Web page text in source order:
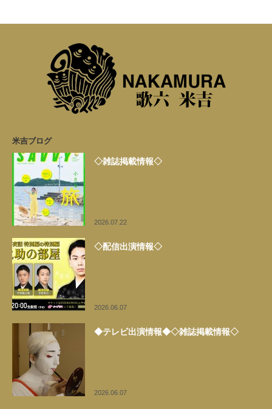
米吉ブログ
◇雑誌掲載情報◇
2026.07.22
◇配信出演情報◇
2026.06.07
◆テレビ出演情報◆◇雑誌掲載情報◇
2026.06.07